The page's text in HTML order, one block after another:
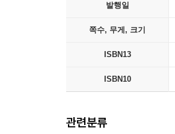
발행일
쪽수, 무게, 크기
ISBN13
ISBN10
관련분류